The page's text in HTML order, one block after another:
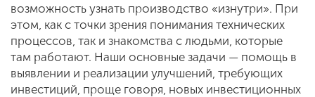
возможность узнать производство «изнутри». При
этом, как с точки зрения понимания технических
процессов, так и знакомства с людьми, которые
там работают. Наши основные задачи — помощь в
выявлении и реализации улучшений, требующих
инвестиций, проще говоря, новых инвестиционных